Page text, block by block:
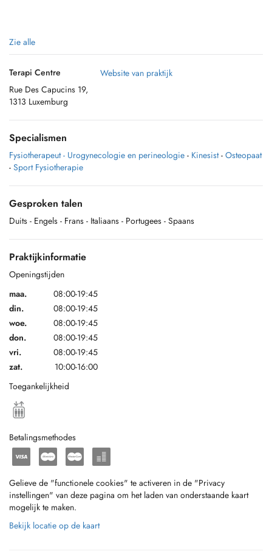
L’équipe vous accueille sur rendez-vous du lundi au samedi au cabinet
(1e étage) situé en plein centre-ville de Luxembourg.
Zie alle
Terapi Centre
Rue Des Capucins 19,
1313 Luxemburg
Website van praktijk
Specialismen
Fysiotherapeut - Urogynecologie en perineologie - Kinesist - Osteopaat
- Sport Fysiotherapie
Gesproken talen
Duits - Engels - Frans - Italiaans - Portugees - Spaans
Praktijkinformatie
Openingstijden
maa.
08:00-19:45
din.
08:00-19:45
woe.
08:00-19:45
don.
08:00-19:45
vri.
08:00-19:45
zat.
10:00-16:00
Toegankelijkheid
Betalingsmethodes
Gelieve de "functionele cookies" te activeren in de "Privacy
instellingen" van deze pagina om het laden van onderstaande kaart
mogelijk te maken.
Bekijk locatie op de kaart